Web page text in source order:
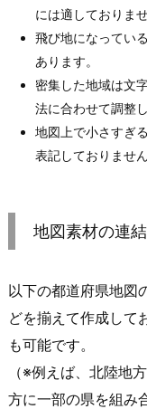
には適しておりませ
飛び地になってい
あります。
密集した地域は文
法に合わせて調整
地図上で小さすぎ
表記しておりません
地図素材の連結
以下の都道府県地図
どを揃えて作成して
も可能です。
（※例えば、北陸地
方に一部の県を組み